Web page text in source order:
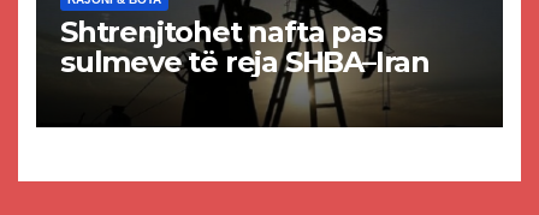
Shtrenjtohet nafta pas
sulmeve të reja SHBA–Iran